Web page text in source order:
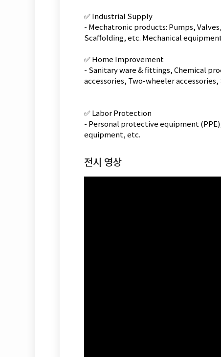
✅ Industrial Supply
- Mechatronic products: Pumps,
Scaffolding, etc. Mechanical
✅ Home Improvement
- Sanitary ware & fittings, Chemical
accessories, Two-wheeler
✅ Labor Protection
- Personal protective equipment
equipment, etc.
전시 영상